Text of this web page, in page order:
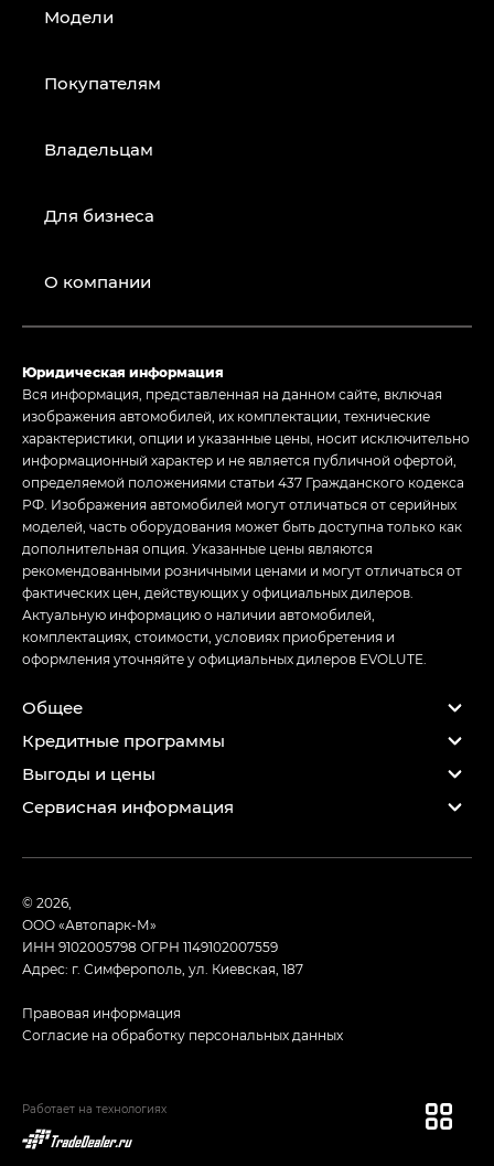
Модели
Покупателям
Владельцам
Для бизнеса
О компании
Юридическая информация
Вся информация, представленная на данном сайте, включая
изображения автомобилей, их комплектации, технические
характеристики, опции и указанные цены, носит исключительно
информационный характер и не является публичной офертой,
определяемой положениями статьи 437 Гражданского кодекса
РФ. Изображения автомобилей могут отличаться от серийных
моделей, часть оборудования может быть доступна только как
дополнительная опция. Указанные цены являются
рекомендованными розничными ценами и могут отличаться от
фактических цен, действующих у официальных дилеров.
Актуальную информацию о наличии автомобилей,
комплектациях, стоимости, условиях приобретения и
оформления уточняйте у официальных дилеров EVOLUTE.
Общее
Кредитные программы
Выгоды и цены
Сервисная информация
© 2026,
ООО «Автопарк-М»
ИНН 9102005798 ОГРН 1149102007559
Адрес: г. Симферополь, ул. Киевская, 187
Правовая информация
Согласие на обработку персональных данных
Работает на технологиях